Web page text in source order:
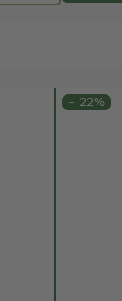
- 22%